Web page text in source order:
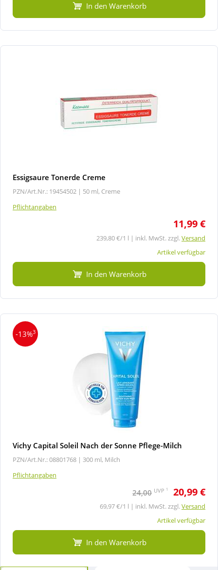
In den Warenkorb
Essigsaure Tonerde Creme
PZN/Art.Nr.: 19454502 | 50 ml, Creme
Pflichtangaben
11,99 €
239,80 €/1 l | inkl. MwSt. zzgl.Versand
Artikel verfügbar
In den Warenkorb
-13%3
Vichy Capital Soleil Nach der Sonne Pflege-Milch
PZN/Art.Nr.: 08801768 | 300 ml, Milch
Pflichtangaben
24,00 UVP 1 20,99 €
69,97 €/1 l | inkl. MwSt. zzgl.Versand
Artikel verfügbar
In den Warenkorb